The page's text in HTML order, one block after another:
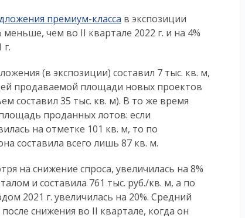
премиум-класса в экспозиции
меньше, чем во II квартале 2022 г. и на 4%
(в экспозиции) составил 7 тыс. кв. м,
продаваемой площади новых проектов
составил 35 тыс. кв. м). В то же время
проданных лотов: если
на отметке 101 кв. м, то по
составила всего лишь 87 кв. м.
на снижение спроса, увеличилась на 8%
и составила 761 тыс. руб./кв. м, а по
2021 г. увеличилась на 20%. Средний
снижения во II квартале, когда он